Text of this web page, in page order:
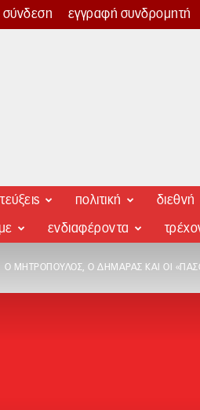
σύνδεση εγγραφή συνδρομητή
πολιτική διεθνή
ενδιαφέροντα
Ο ΜΗΤΡΌΠΟΥΛΟΣ, Ο ΔΗΜΑΡΆΣ ΚΑΙ ΟΙ